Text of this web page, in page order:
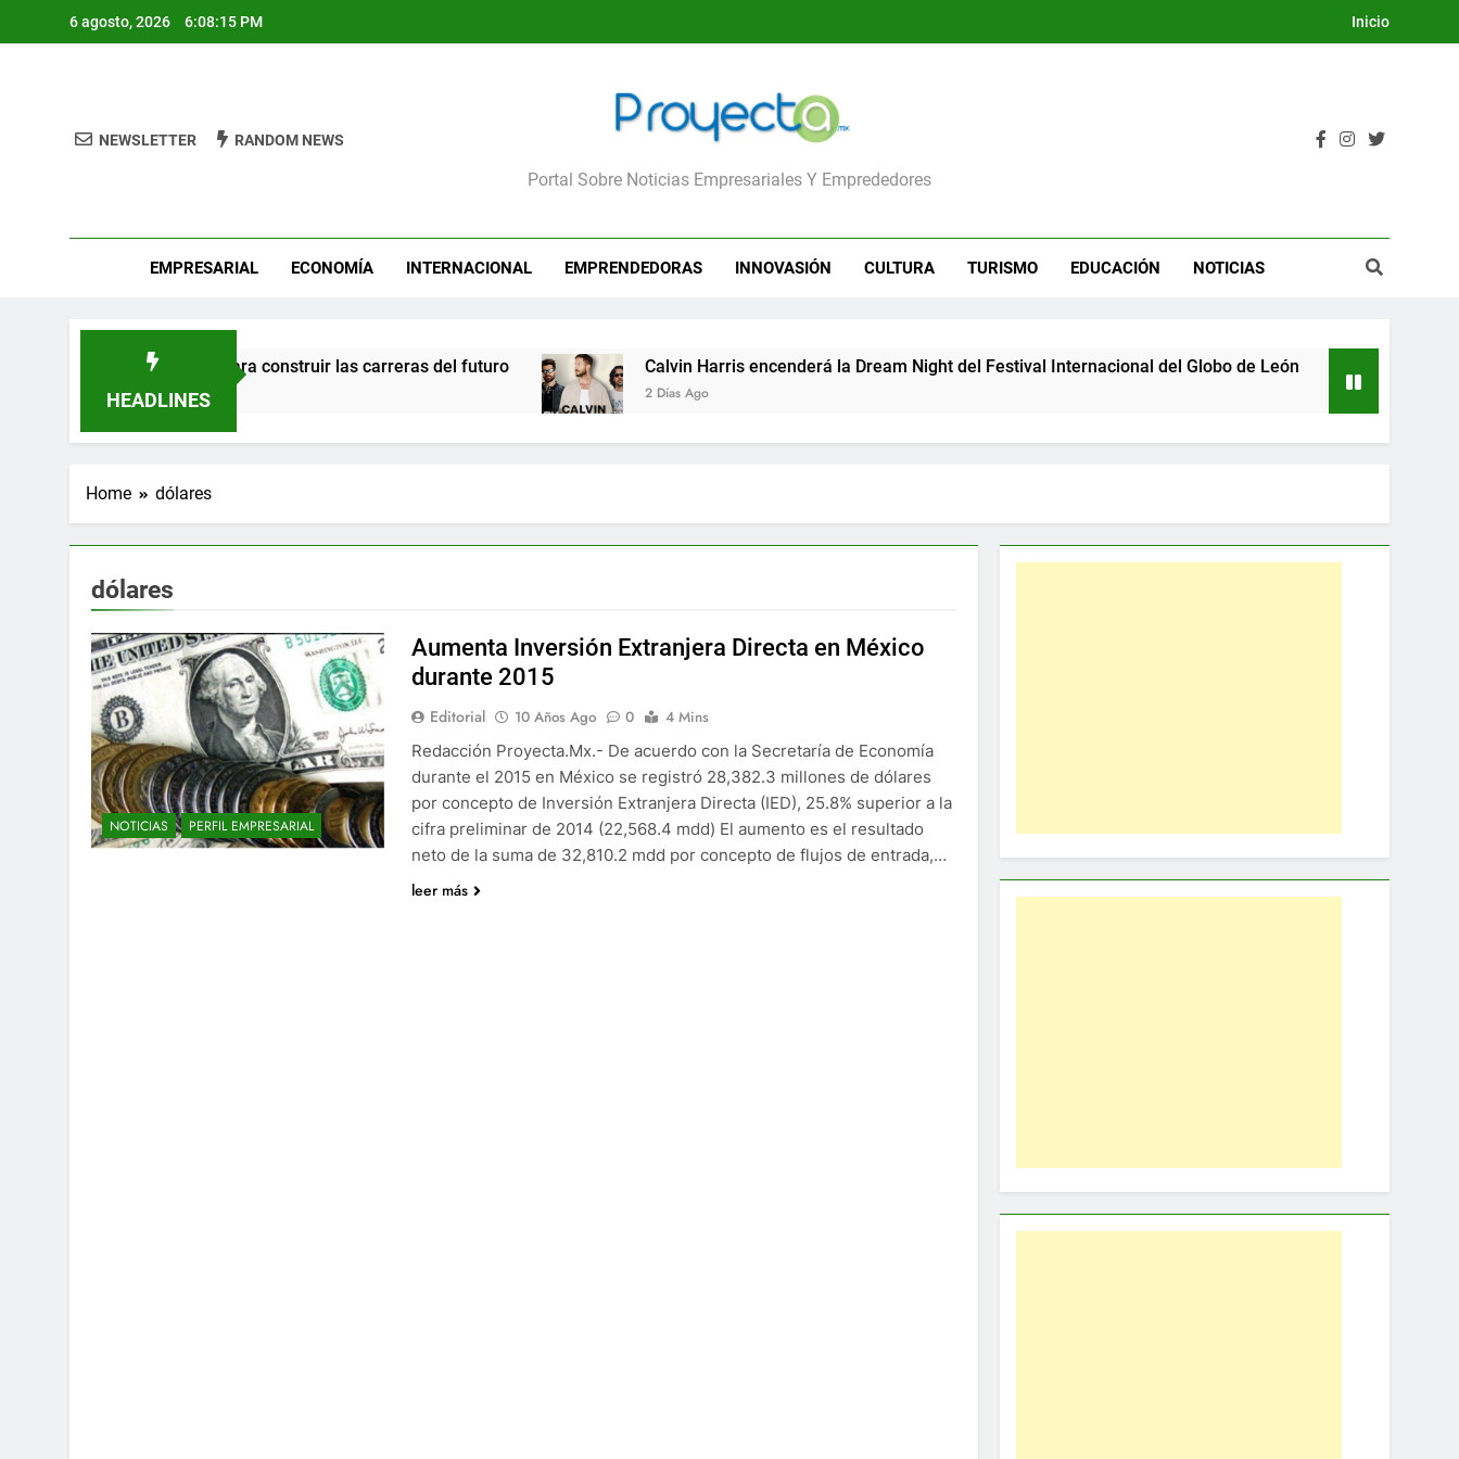
6 agosto, 2026 6:08:15 PM Inicio
ProyectaPortal Sobre Noticias Empresariales Y Emprededores
NEWSLETTER RANDOM NEWS
EMPRESARIAL ECONOMÍA INTERNACIONAL EMPRENDEDORAS INNOVASIÓN CULTURA TURISMO EDUCACIÓN NOTICIAS
HEADLINES
el talento mexicano para construir las carreras del futuro Calvin Harris encenderá la Dream Night del Festival Internacional del Globo de León
2 Días Ago
Home dólares
dólares
NOTICIAS PERFIL EMPRESARIAL
Aumenta Inversión Extranjera Directa en México
durante 2015
Editorial 10 Años Ago 0
4 Mins
Redacción Proyecta.Mx.- De acuerdo con la Secretaría de Economía
durante el 2015 en México se registró 28,382.3 millones de dólares
por concepto de Inversión Extranjera Directa (IED), 25.8% superior a la
cifra preliminar de 2014 (22,568.4 mdd) El aumento es el resultado
neto de la suma de 32,810.2 mdd por concepto de flujos de entrada,…
leer más